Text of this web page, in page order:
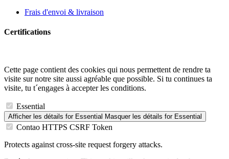
Frais d'envoi & livraison
Certifications
Cette page contient des cookies qui nous permettent de rendre ta
visite sur notre site aussi agréable que possible. Si tu continues ta
visite, tu t´engages à accepter les conditions.
Essential
Afficher les détails for Essential Masquer les détails for Essential
Contao HTTPS CSRF Token
Protects against cross-site request forgery attacks.